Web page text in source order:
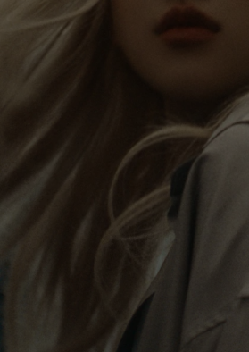
BITTE
DRÜCKEN
UM
ES
ABZUSPIELEN.
KLICKEN
AUFHEBEN
DER
bleibenden Eindruck bei ihr
neuen Ziel entdeckt sie die
Ihr RIMOWA Classic Cabin
alle Geschichten, die sie
Sticker, Kratzer und jede
ihren Weg.